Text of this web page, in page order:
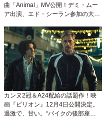
曲「Animal」MV公開！デミ・ムー
ア出演、エド・シーラン参加の大胆
カンヌ2冠＆A24配給の話題作！映
画『ピリオン』12月4日公開決定。
過激で、甘い。“バイクの後部座